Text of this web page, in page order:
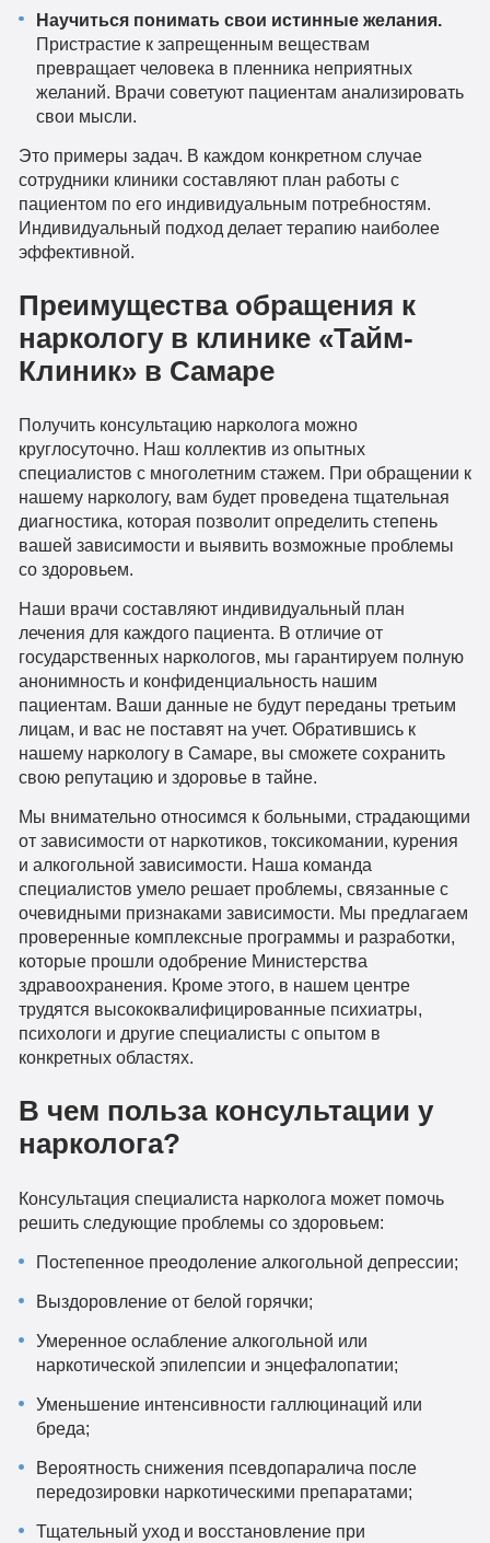
Научиться понимать свои истинные желания.
Пристрастие к запрещенным веществам
превращает человека в пленника неприятных
желаний. Врачи советуют пациентам анализировать
свои мысли.
Это примеры задач. В каждом конкретном случае
сотрудники клиники составляют план работы с
пациентом по его индивидуальным потребностям.
Индивидуальный подход делает терапию наиболее
эффективной.
Преимущества обращения к
наркологу в клинике «Тайм-
Клиник» в Самаре
Получить консультацию нарколога можно
круглосуточно. Наш коллектив из опытных
специалистов с многолетним стажем. При обращении к
нашему наркологу, вам будет проведена тщательная
диагностика, которая позволит определить степень
вашей зависимости и выявить возможные проблемы
со здоровьем.
Наши врачи составляют индивидуальный план
лечения для каждого пациента. В отличие от
государственных наркологов, мы гарантируем полную
анонимность и конфиденциальность нашим
пациентам. Ваши данные не будут переданы третьим
лицам, и вас не поставят на учет. Обратившись к
нашему наркологу в Самаре, вы сможете сохранить
свою репутацию и здоровье в тайне.
Мы внимательно относимся к больными, страдающими
от зависимости от наркотиков, токсикомании, курения
и алкогольной зависимости. Наша команда
специалистов умело решает проблемы, связанные с
очевидными признаками зависимости. Мы предлагаем
проверенные комплексные программы и разработки,
которые прошли одобрение Министерства
здравоохранения. Кроме этого, в нашем центре
трудятся высококвалифицированные психиатры,
психологи и другие специалисты с опытом в
конкретных областях.
В чем польза консультации у
нарколога?
Консультация специалиста нарколога может помочь
решить следующие проблемы со здоровьем:
Постепенное преодоление алкогольной депрессии;
Выздоровление от белой горячки;
Умеренное ослабление алкогольной или
наркотической эпилепсии и энцефалопатии;
Уменьшение интенсивности галлюцинаций или
бреда;
Вероятность снижения псевдопаралича после
передозировки наркотическими препаратами;
Тщательный уход и восстановление при